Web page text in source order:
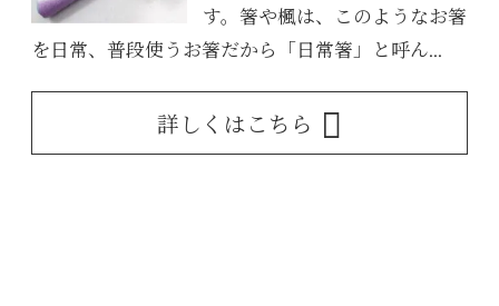
す。箸や楓は、このようなお箸
を日常、普段使うお箸だから「日常箸」と呼ん...
詳しくはこちら